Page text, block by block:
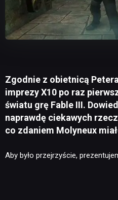
Zgodnie z obietnicą
imprezy X10 po raz
światu grę Fable III.
naprawdę ciekawych
co zdaniem Molyneux
Aby było przejrzyście,